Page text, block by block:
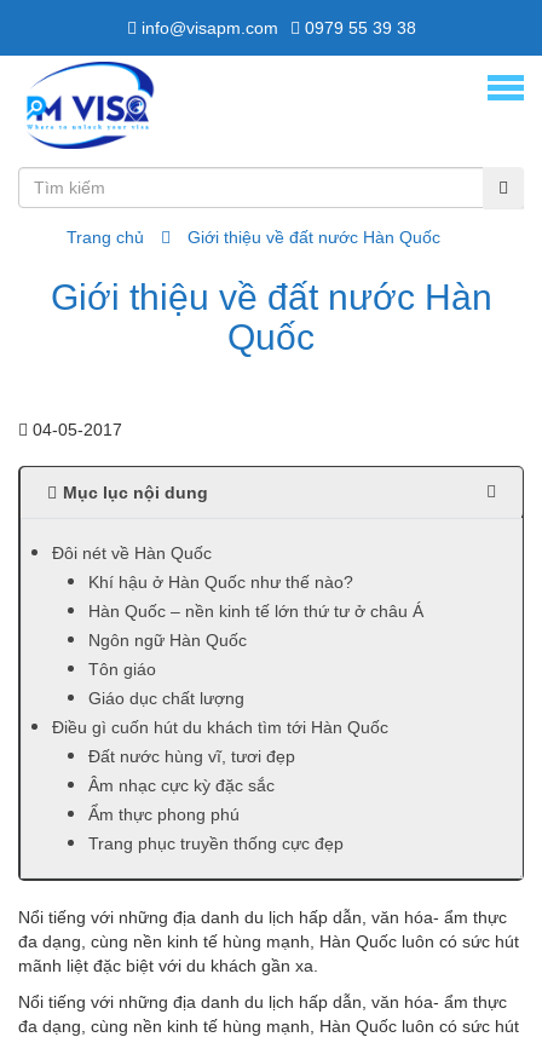
info@visapm.com 0979 55 39 38
Trang chủ Giới thiệu về đất nước Hàn Quốc
Giới thiệu về đất nước Hàn
Quốc
04-05-2017
Mục lục nội dung
Đôi nét về Hàn Quốc
Khí hậu ở Hàn Quốc như thế nào?
Hàn Quốc – nền kinh tế lớn thứ tư ở châu Á
Ngôn ngữ Hàn Quốc
Tôn giáo
Giáo dục chất lượng
Điều gì cuốn hút du khách tìm tới Hàn Quốc
Đất nước hùng vĩ, tươi đẹp
Âm nhạc cực kỳ đặc sắc
Ẩm thực phong phú
Trang phục truyền thống cực đẹp
Nổi tiếng với những địa danh du lịch hấp dẫn, văn hóa- ẩm thực
đa dạng, cùng nền kinh tế hùng mạnh, Hàn Quốc luôn có sức hút
mãnh liệt đặc biệt với du khách gần xa.
Nổi tiếng với những địa danh du lịch hấp dẫn, văn hóa- ẩm thực
đa dạng, cùng nền kinh tế hùng mạnh, Hàn Quốc luôn có sức hút